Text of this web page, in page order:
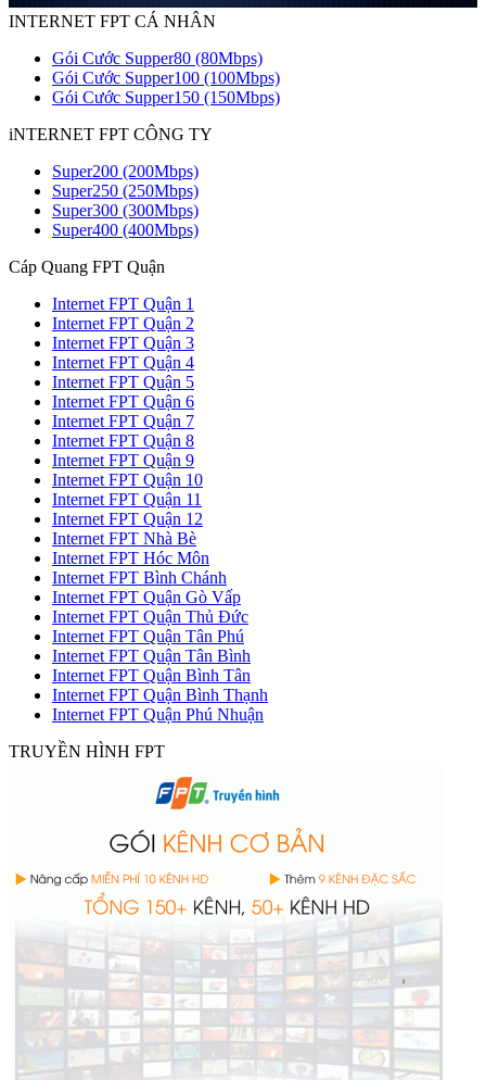
INTERNET FPT CÁ NHÂN
Gói Cước Supper80 (80Mbps)
Gói Cước Supper100 (100Mbps)
Gói Cước Supper150 (150Mbps)
iNTERNET FPT CÔNG TY
Super200 (200Mbps)
Super250 (250Mbps)
Super300 (300Mbps)
Super400 (400Mbps)
Cáp Quang FPT Quận
Internet FPT Quận 1
Internet FPT Quận 2
Internet FPT Quận 3
Internet FPT Quận 4
Internet FPT Quận 5
Internet FPT Quận 6
Internet FPT Quận 7
Internet FPT Quận 8
Internet FPT Quận 9
Internet FPT Quận 10
Internet FPT Quận 11
Internet FPT Quận 12
Internet FPT Nhà Bè
Internet FPT Hóc Môn
Internet FPT Bình Chánh
Internet FPT Quận Gò Vấp
Internet FPT Quận Thủ Đức
Internet FPT Quận Tân Phú
Internet FPT Quận Tân Bình
Internet FPT Quận Bình Tân
Internet FPT Quận Bình Thạnh
Internet FPT Quận Phú Nhuận
TRUYỀN HÌNH FPT